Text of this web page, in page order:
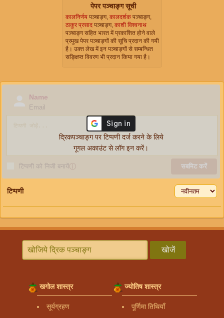
पेपर पञ्चाङ्ग सूची
कालनिर्णय पञ्चाङ्ग, कालदर्शक पञ्चाङ्ग,
ठाकुर प्रसाद पञ्चाङ्ग, काशी विश्वनाथ
पञ्चाङ्ग सहित भारत में प्रकाशित होने वाले
प्रमुख पेपर पञ्चाङ्गों की सूचि प्रदान की गयी
है। उक्त लेख में इन पञ्चाङ्गों से सम्बन्धित
सङ्क्षिप्त विवरण भी प्रदान किया गया है।
Name
Email
टिप्पणी को निजी बनायेंⓘ सबमिट करें
द्रिकपञ्चाङ्ग पर टिप्पणी दर्ज करने के लिये
गूगल अकाउंट से लॉग इन करें।
टिप्पणी
खोजें
खगोल शास्त्र
सूर्यग्रहण
ज्योतिष शास्त्र
पूर्णिमा तिथियाँ